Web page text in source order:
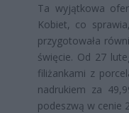
Ta wyjątkowa
Kobiet, co
przygotowała
święcie. Od 27
filiżankami z
nadrukiem za
podeszwą w cenie